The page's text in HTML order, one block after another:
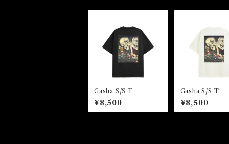
Gasha S/S T
¥8,500
Gasha S/S T
¥8,500